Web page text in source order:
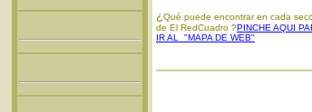
¿ Qué puede encontrar en cada
de El RedCuadro ?PINCHE AQUI
IR AL "MAPA DE WEB"